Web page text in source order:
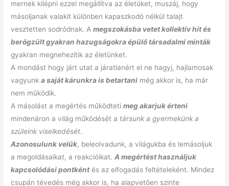
mernek kilépni ezzel megállítva az életüket, muszáj, hogy
másoljanak valakit különben kapaszkodó nélkül talajt
vesztetten sodródnak. Amegszokásba vetet kollektív hit és
berögzült gyakran hazugságokra épülő társadalmi minták
gyakran megnehezítik az életünket.
A mondást hogy járt utat a járatlanért el ne hagyj, hajlamosak
vagyunka saját kárunkra is betartani még akkor is, ha már
nem működik.
A másolást a megértés működtetimeg akarjuk érteni
mindenáron a világ működését a társunk a gyermekünk a
szüleink viselkedését.
Azonosulunk velük, beleolvadunk, a világukba és lemásoljuk
a megoldásaikat, a reakcióikat.A megértést használjuk
kapcsolódási pontkéntés az elfogadás feltételeként. Mindez
csupán tévedés még akkor is, ha alapvetően szinte